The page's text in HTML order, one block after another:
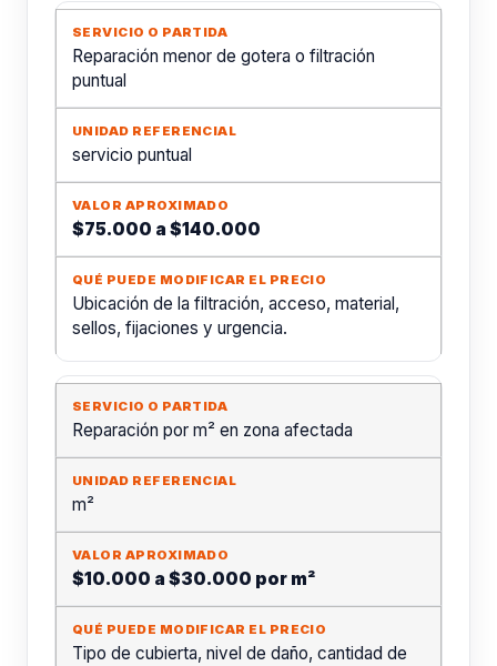
Reparación menor de gotera o filtración
puntual
servicio puntual
$75.000 a $140.000
Ubicación de la filtración, acceso, material,
sellos, fijaciones y urgencia.
Reparación por m² en zona afectada
m²
$10.000 a $30.000 por m²
Tipo de cubierta, nivel de daño, cantidad de